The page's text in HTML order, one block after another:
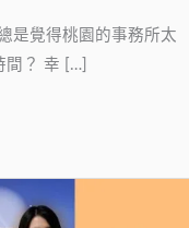
是覺得桃園的事務所太
間？ 幸 […]